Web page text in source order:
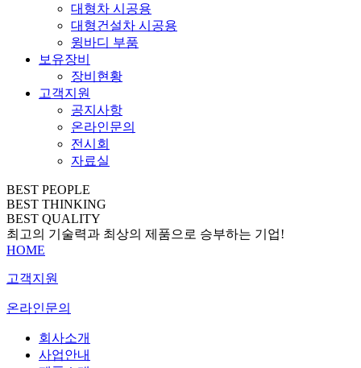
대형차 시공용
대형건설차 시공용
윙바디 부품
보유장비
장비현황
고객지원
공지사항
온라인문의
전시회
자료실
BEST PEOPLE
BEST THINKING
BEST QUALITY
최고의 기술력과 최상의 제품으로 승부하는 기업!
HOME
고객지원
온라인문의
회사소개
사업안내